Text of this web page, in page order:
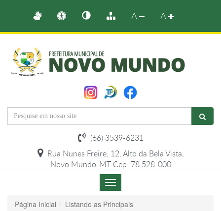
A A
(66) 3539-6231
Rua Nunes Freire, 12, Alto da Bela Vista,
Novo Mundo-MT Cep. 78.528-000
Menu
de
Navegação
Página Inicial
Listando as Principais